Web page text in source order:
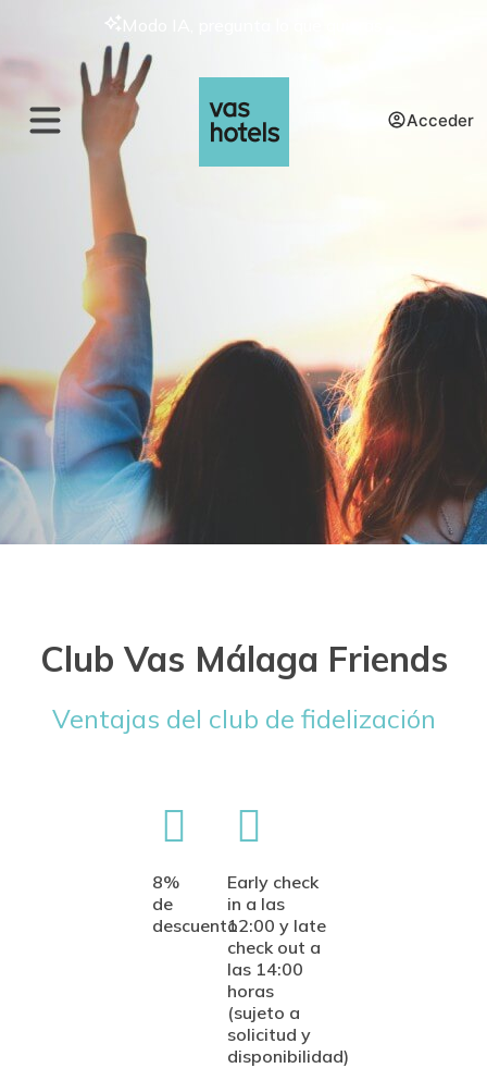
Acceder
Club Vas Málaga Friends
Ventajas del club de fidelización
8%
de
descuento
Early check
in a las
12:00 y late
check out a
las 14:00
horas
(sujeto a
solicitud y
disponibilidad)